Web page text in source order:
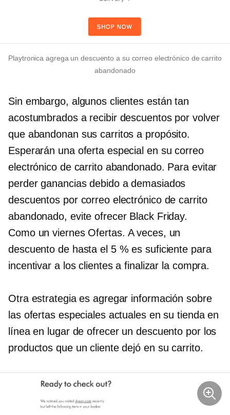
Playtronica agrega un descuento a su correo electrónico de carrito
abandonado
Sin embargo, algunos clientes están tan
acostumbrados a recibir descuentos por volver
que abandonan sus carritos a propósito.
Esperarán una oferta especial en su correo
electrónico de carrito abandonado. Para evitar
perder ganancias debido a demasiados
descuentos por correo electrónico de carrito
abandonado, evite ofrecer Black Friday.
Como un viernesOfertas. A veces, un
descuento de hasta el 5 % es suficiente para
incentivar a los clientes a finalizar la compra.
Otra estrategia es agregar información sobre
las ofertas especiales actuales en su tienda en
línea en lugar de ofrecer un descuento por los
productos que un cliente dejó en su carrito.